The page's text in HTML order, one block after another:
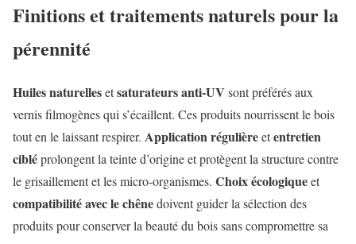
Finitions et traitements naturels pour la
pérennité
Huiles naturellesetsaturateurs anti-UV sont préférés aux
vernis filmogènes qui s’écaillent. Ces produits nourrissent le bois
tout en le laissant respirer. Application régulièreetentretien
cibléprolongent la teinte d’origine et protègent la structure contre
le grisaillement et les micro-organismes. Choix écologiqueet
compatibilité avec le chênedoivent guider la sélection des
produits pour conserver la beauté du bois sans compromettre sa